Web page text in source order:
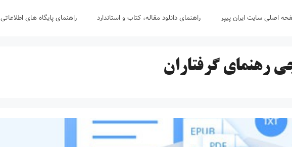
اصلی سایت ایران پیپر راهنمای دانلود مقاله، کتاب و استاندارد راهنمای پایگاه های اطلاعاتی